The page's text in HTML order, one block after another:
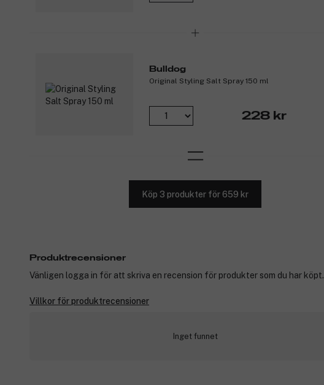
Bulldog
Original Styling Salt Spray 150 ml
228 kr
Köp 3 produkter för 659 kr
Produktrecensioner
Vänligen logga in för att skriva en recension för produkter som du har köpt.
Villkor för produktrecensioner
Inget funnet